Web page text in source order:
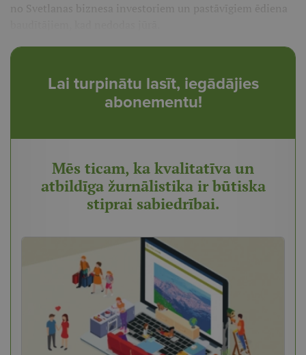
no Svetlanas biznesa investoriem un pastāvīgiem ēdiena
Lai turpinātu lasīt, iegādājies
abonementu!
Mēs ticam, ka kvalitatīva un
atbildīga žurnālistika ir būtiska
stiprai sabiedrībai.